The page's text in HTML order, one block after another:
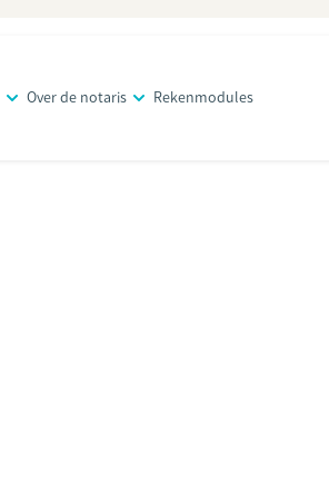
Over de notaris Rekenmodules